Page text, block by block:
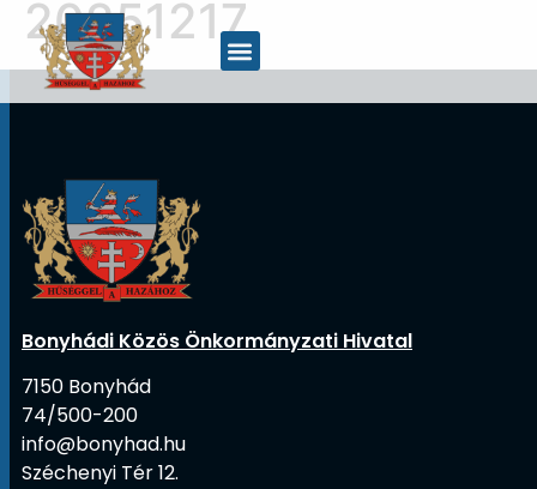
20251217
Bonyhádi Közös Önkormányzati Hivatal
7150 Bonyhád
74/500-200
info@bonyhad.hu
Széchenyi Tér 12.